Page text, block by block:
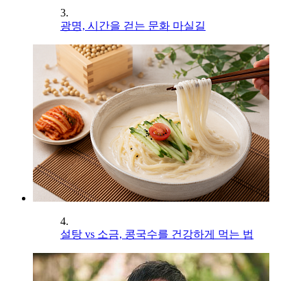
3.
광명, 시간을 걷는 문화 마실길
4.
설탕 vs 소금, 콩국수를 건강하게 먹는 법